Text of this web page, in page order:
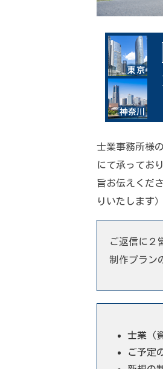
士業事務所様
にて承ってお
旨お伝えくだ
りいたします）
ご返信に２
制作プラン
士業（
ご予定